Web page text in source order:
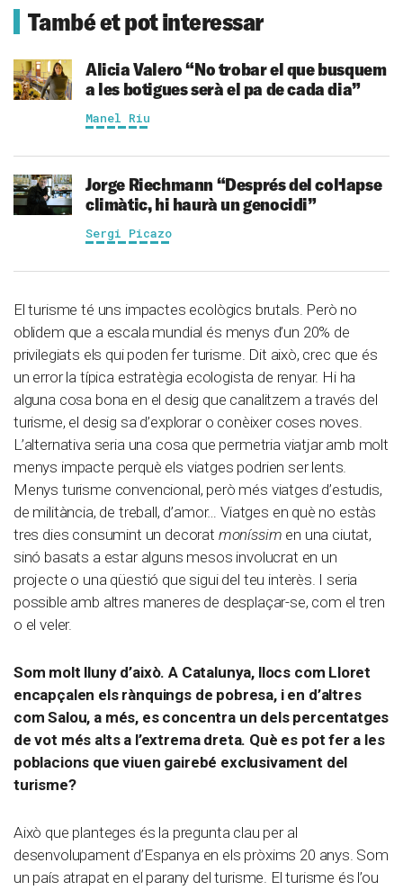
També et pot interessar
Alicia Valero“No trobar el que busquem
a les botigues serà el pa de cada dia”
Manel Riu
Jorge Riechmann“Després del col·lapse
climàtic, hi haurà un genocidi”
Sergi Picazo
El turisme té uns impactes ecològics brutals. Però no
oblidem que a escala mundial és menys d’un 20% de
privilegiats els qui poden fer turisme. Dit això, crec que és
un error la típica estratègia ecologista de renyar. Hi ha
alguna cosa bona en el desig que canalitzem a través del
turisme, el desig sa d’explorar o conèixer coses noves.
L’alternativa seria una cosa que permetria viatjar amb molt
menys impacte perquè els viatges podrien ser lents.
Menys turisme convencional, però més viatges d’estudis,
de militància, de treball, d’amor… Viatges en què no estàs
tres dies consumint un decorat moníssim en una ciutat,
sinó basats a estar alguns mesos involucrat en un
projecte o una qüestió que sigui del teu interès. I seria
possible amb altres maneres de desplaçar-se, com el tren
o el veler.
Som molt lluny d’això. A Catalunya, llocs com Lloret
encapçalen els rànquings de pobresa, i en d’altres
com Salou, a més, es concentra un dels percentatges
de vot més alts a l’extrema dreta. Què es pot fer a les
poblacions que viuen gairebé exclusivament del
turisme?
Això que planteges és la pregunta clau per al
desenvolupament d’Espanya en els pròxims 20 anys. Som
un país atrapat en el parany del turisme. El turisme és l’ou